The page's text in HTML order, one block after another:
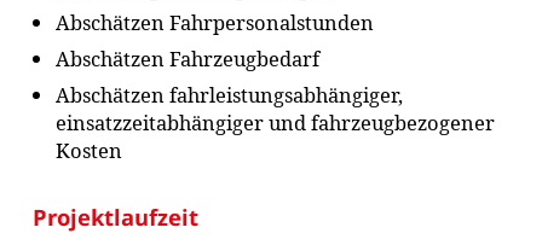
Abschätzen Fahrpersonalstunden
Abschätzen Fahrzeugbedarf
Abschätzen fahrleistungsabhängiger,
einsatzzeitabhängiger und fahrzeugbezogener
Kosten
Projektlaufzeit